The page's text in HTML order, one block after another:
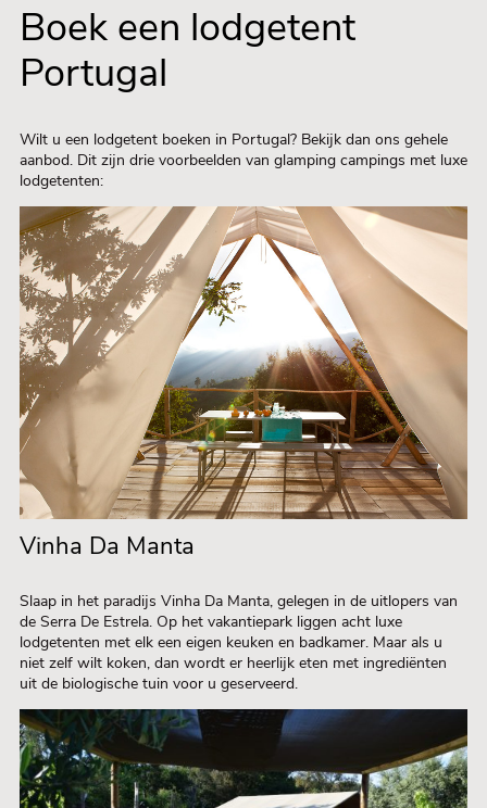
Boek een lodgetent
Portugal
Wilt u een lodgetent boeken in Portugal? Bekijk dan ons gehele
aanbod. Dit zijn drie voorbeelden van glamping campings met luxe
lodgetenten:
Vinha Da Manta
Slaap in het paradijs Vinha Da Manta, gelegen in de uitlopers van
de Serra De Estrela. Op het vakantiepark liggen acht luxe
lodgetenten met elk een eigen keuken en badkamer. Maar als u
niet zelf wilt koken, dan wordt er heerlijk eten met ingrediënten
uit de biologische tuin voor u geserveerd.